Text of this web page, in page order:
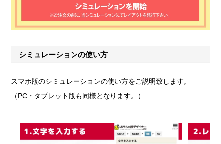
シミュレーションの使い方
スマホ版のシミュレーションの使い方をご説明致します。
（PC・タブレット版も同様となります。）